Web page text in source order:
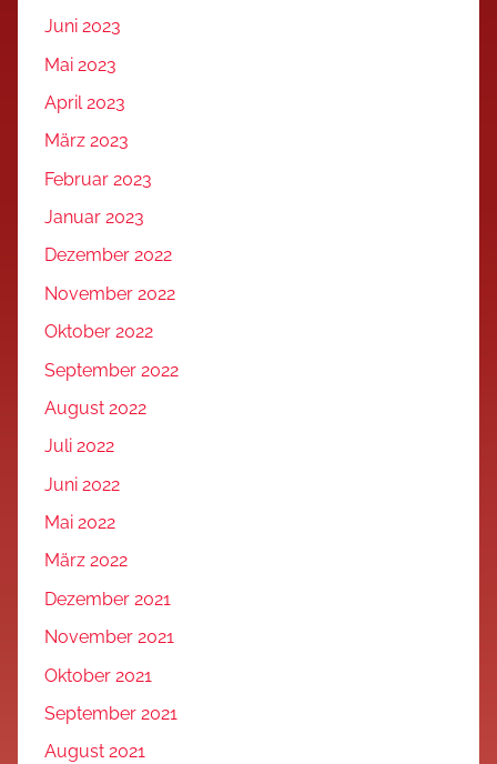
Juni 2023
Mai 2023
April 2023
März 2023
Februar 2023
Januar 2023
Dezember 2022
November 2022
Oktober 2022
September 2022
August 2022
Juli 2022
Juni 2022
Mai 2022
März 2022
Dezember 2021
November 2021
Oktober 2021
September 2021
August 2021